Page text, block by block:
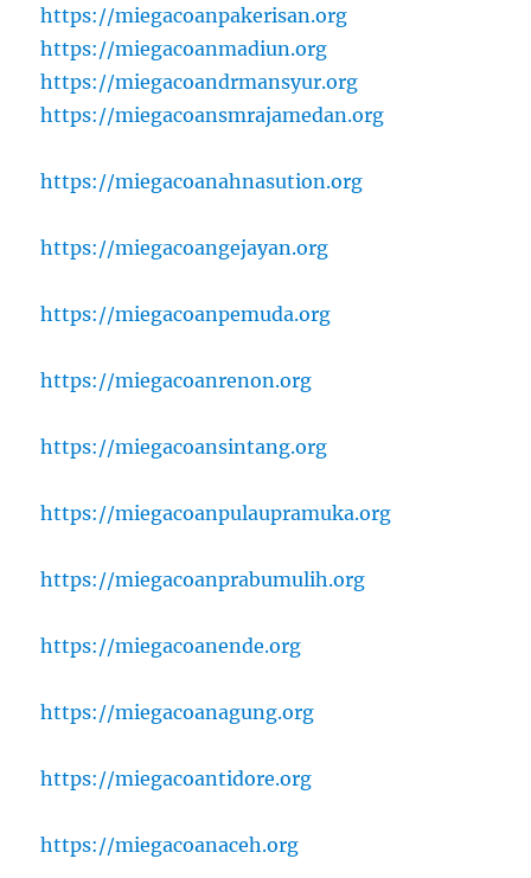
https://miegacoanpakerisan.org
https://miegacoanmadiun.org
https://miegacoandrmansyur.org
https://miegacoansmrajamedan.org
https://miegacoanahnasution.org
https://miegacoangejayan.org
https://miegacoanpemuda.org
https://miegacoanrenon.org
https://miegacoansintang.org
https://miegacoanpulaupramuka.org
https://miegacoanprabumulih.org
https://miegacoanende.org
https://miegacoanagung.org
https://miegacoantidore.org
https://miegacoanaceh.org